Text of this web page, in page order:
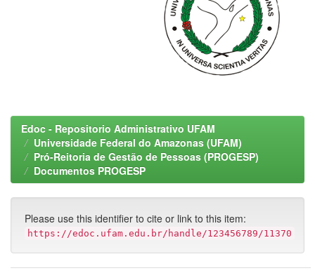
Edoc - Repositorio Administrativo UFAM
Universidade Federal do Amazonas (UFAM)
Pró-Reitoria de Gestão de Pessoas (PROGESP)
Documentos PROGESP
Please use this identifier to cite or link to this item:
https://edoc.ufam.edu.br/handle/123456789/11370